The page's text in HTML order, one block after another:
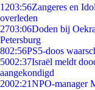
1203:56Zangeres en
overleden
2703:06Doden bij
Petersburg
802:56PS5-doos
5002:37Israël meldt
aangekondigd
2002:21NPO-manager